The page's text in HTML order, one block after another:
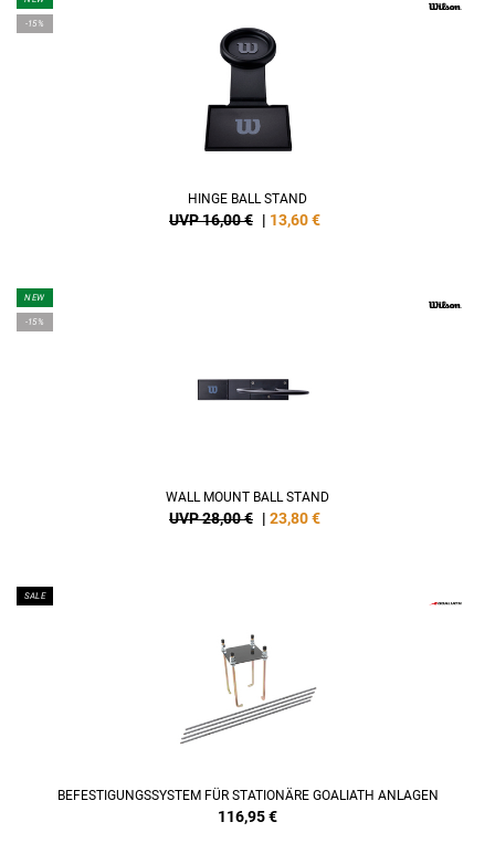
-15%
HINGE BALL STAND
UVP 16,00 € | 13,60€
NEW
-15%
WALL MOUNT BALL STAND
UVP 28,00 € | 23,80€
SALE
BEFESTIGUNGSSYSTEM FÜR STATIONÄRE GOALIATH ANLAGEN
116,95€